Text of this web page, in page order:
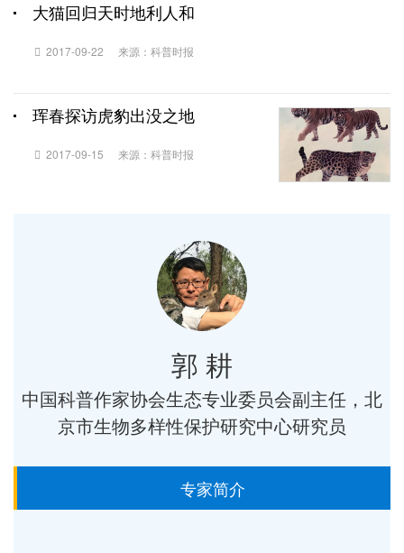
大猫回归天时地利人和
2017-09-22 来源：科普时报
珲春探访虎豹出没之地
2017-09-15 来源：科普时报
郭 耕
中国科普作家协会生态专业委员会副主任，北
京市生物多样性保护研究中心研究员
专家简介